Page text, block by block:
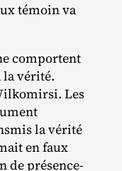
témoin va
comportent
la vérité.
Les
la vérité
en faux
de présence‐​